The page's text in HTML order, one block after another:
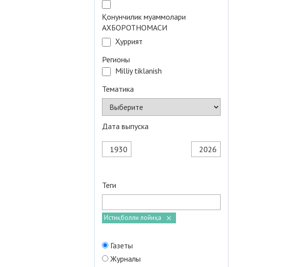
Қонунчилик муаммолари
АХБОРОТНОМАСИ
Ҳуррият
Регионы
Milliy tiklanish
Тематика
Дата выпуска
Теги
Истиқболли лойиҳа
Газеты
Журналы